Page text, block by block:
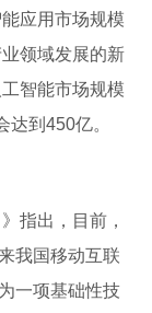
应用市场规模
领域发展的新
智能市场规模
到450亿。
指出，目前，
我国移动互联
一项基础性技